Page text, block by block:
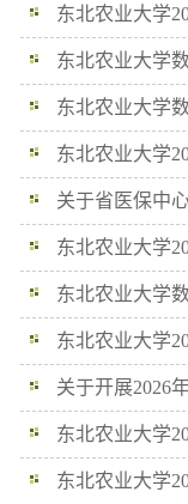
东北农业大学
东北农业大学
东北农业大学
东北农业大学
关于省医保中
东北农业大学
东北农业大学
东北农业大学
关于开展2026
东北农业大学
东北农业大学